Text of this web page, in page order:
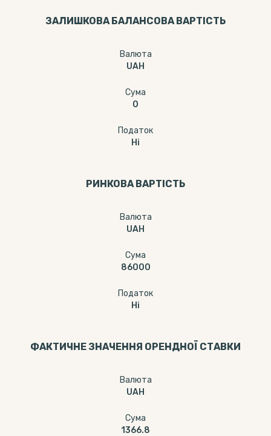
ЗАЛИШКОВА БАЛАНСОВА ВАРТІСТЬ
Валюта
UAH
Сума
0
Податок
Ні
РИНКОВА ВАРТІСТЬ
Валюта
UAH
Сума
86000
Податок
Ні
ФАКТИЧНЕ ЗНАЧЕННЯ ОРЕНДНОЇ СТАВКИ
Валюта
UAH
Сума
1366.8